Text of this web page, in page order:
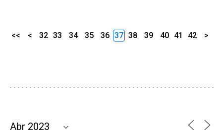
<< < 32 33 34 35 36 37 38 39 40 41 42 >